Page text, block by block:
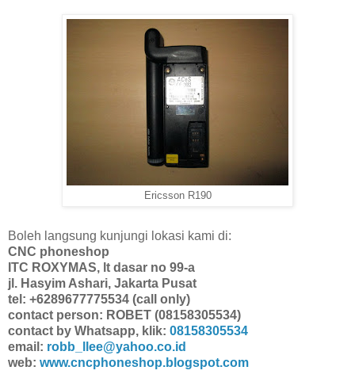
Ericsson R190
Boleh langsung kunjungi lokasi kami di:
CNC phoneshop
ITC ROXYMAS, lt dasar no 99-a
jl. Hasyim Ashari, Jakarta Pusat
tel: +6289677775534 (call only)
contact person: ROBET (08158305534)
contact by Whatsapp, klik: 08158305534
email: robb_llee@yahoo.co.id
web: www.cncphoneshop.blogspot.com